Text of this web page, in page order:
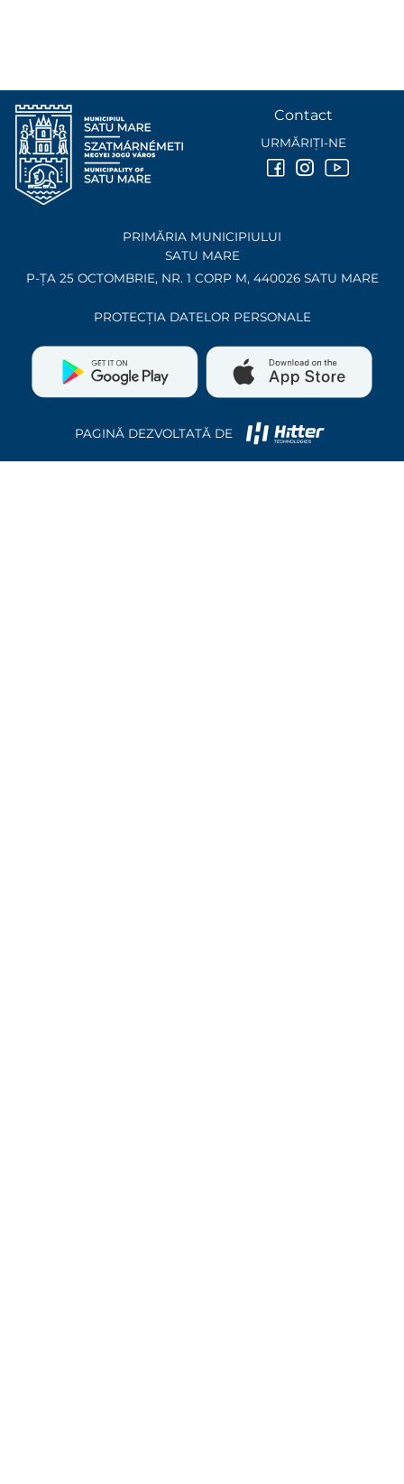
PROTECȚIA DATELOR PERSONALE
PAGINĂ DEZVOLTATĂ DE
PRIMĂRIA MUNICIPIULUI
SATU MARE
P-ȚA 25 OCTOMBRIE, NR. 1 CORP M, 440026 SATU MARE
Contact
URMĂRIȚI-NE